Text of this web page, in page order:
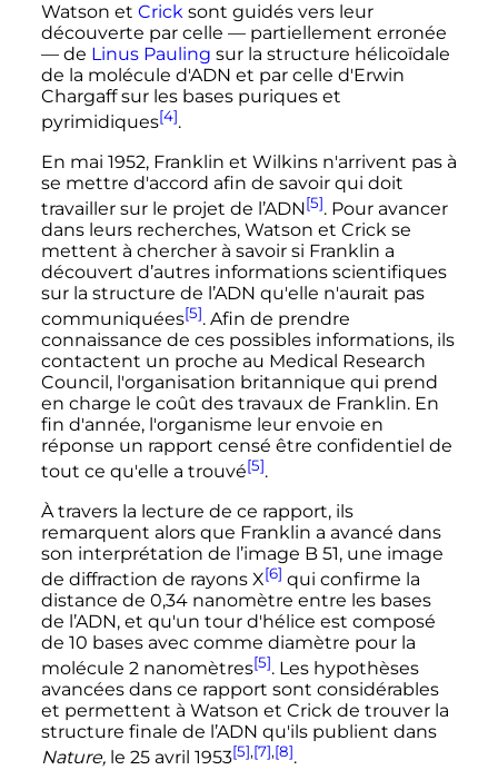
Watson et Cricksont guidés vers leur
découverte par celle — partiellement erronée
—de Linus Pauling sur la structure hélicoïdale
de la molécule d'ADN et par celle d'Erwin
Chargaff sur les bases puriques et
pyrimidiques[4].
En mai 1952, Franklin et Wilkins n'arrivent pas à
se mettre d'accord afin de savoir qui doit
travailler sur le projet de l’ADN[5]. Pour avancer
dans leurs recherches, Watson et Crick se
mettent à chercher à savoir si Franklin a
découvert d’autres informations scientifiques
sur la structure de l’ADN qu'elle n'aurait pas
communiquées[5]. Afin de prendre
connaissance de ces possibles informations, ils
contactent un proche au Medical Research
Council , l'organisation britannique qui prend
en charge le coût des travaux de Franklin. En
fin d'année, l'organisme leur envoie en
réponse un rapport censé être confidentiel de
tout ce qu'elle a trouvé[5].
À travers la lecture de ce rapport, ils
remarquent alors que Franklin a avancé dans
son interprétation de l’image B 51, une image
de diffraction de rayons X[6] qui confirme la
distance de 0,34 nanomètre entre les bases
de l’ADN, et qu'un tour d'hélice est composé
de 10 bases avec comme diamètre pour la
molécule 2 nanomètres[5]. Les hypothèses
avancées dans ce rapport sont considérables
et permettent à Watson et Crick de trouver la
structure finale de l’ADN qu'ils publient dans
Nature,le 25 avril 1953[5],[7],[8].